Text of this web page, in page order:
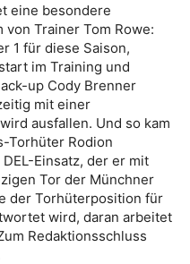
eine besondere
von Trainer Tom Rowe:
1 für diese Saison,
im Training und
up Cody Brenner
mit einer
ausfallen. Und so kam
Torhüter Rodion
Einsatz, der er mit
Tor der Münchner
der Torhüterposition für
wird, daran arbeitet
Redaktionsschluss